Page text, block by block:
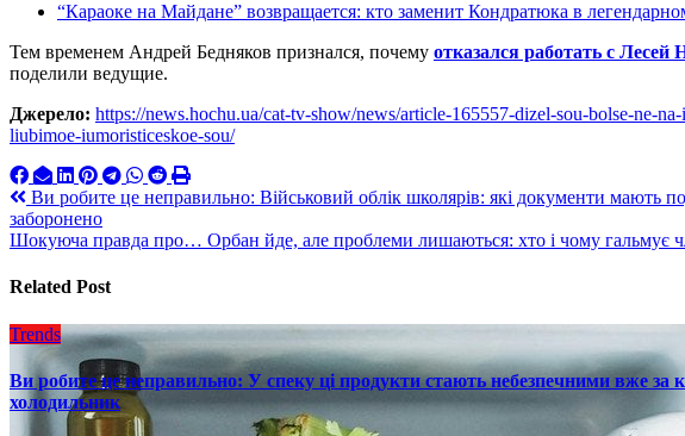
“Караоке на Майдане” возвращается: кто заменит Кондратюка в
Тем временем Андрей Бедняков признался, почему отказался работать с Лесей
поделили ведущие.
Джерело: https://news.hochu.ua/cat-tv-show/news/article-165557-dizel-sou-bolse-ne-
liubimoe-iumoristiceskoe-sou/
Навигация
по
Ви робите це неправильно: Військовий облік школярів: які документи мають
заборонено
Шокуюча правда про… Орбан йде, але проблеми лишаються: хто і чому гальмує
Related Post
Trends
Ви робите це неправильно: У спеку ці продукти стають небезпечними вже за
холодильник